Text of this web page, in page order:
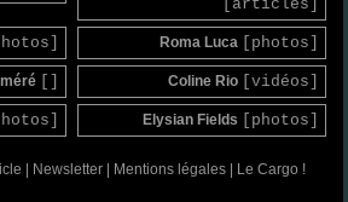
[articles]
Roma Luca [photos]
Coline Rio [vidéos]
Elysian Fields [photos]
Newsletter| Mentions légales| Le Cargo !